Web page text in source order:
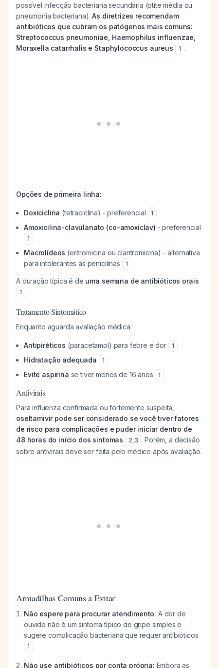
possível infecção bacteriana secundária (otite média ou
pneumonia bacteriana).As diretrizes recomendam
antibióticos que cubram os patógenos mais comuns:
Streptococcus pneumoniae, Haemophilus influenzae,
Moraxella catarrhalis e Staphylococcus aureus
1 .
Opções de primeira linha:
Doxiciclina (tetraciclina) - preferencial 1
Amoxicilina-clavulanato (co-amoxiclav) - preferencial
1
Macrolídeos (eritromicina ou claritromicina) - alternativa
para intolerantes às penicilinas
1
A duração típica é de uma semana de antibióticos orais
1 .
Tratamento Sintomático
Enquanto aguarda avaliação médica:
Antipiréticos (paracetamol) para febre e dor 1
Hidratação adequada 1
Evite aspirina se tiver menos de 16 anos 1
Antivirais
Para influenza confirmada ou fortemente suspeita,
oseltamivir pode ser considerado se você tiver fatores
de risco para complicações e puder iniciar dentro de
48 horas do início dos sintomas
2,3 . Porém, a decisão
sobre antivirais deve ser feita pelo médico após avaliação.
Armadilhas Comuns a Evitar
Não espere para procurar atendimento: A dor de
ouvido não é um sintoma típico de gripe simples e
sugere complicação bacteriana que requer antibióticos
1 .
Não use antibióticos por conta própria: Embora as